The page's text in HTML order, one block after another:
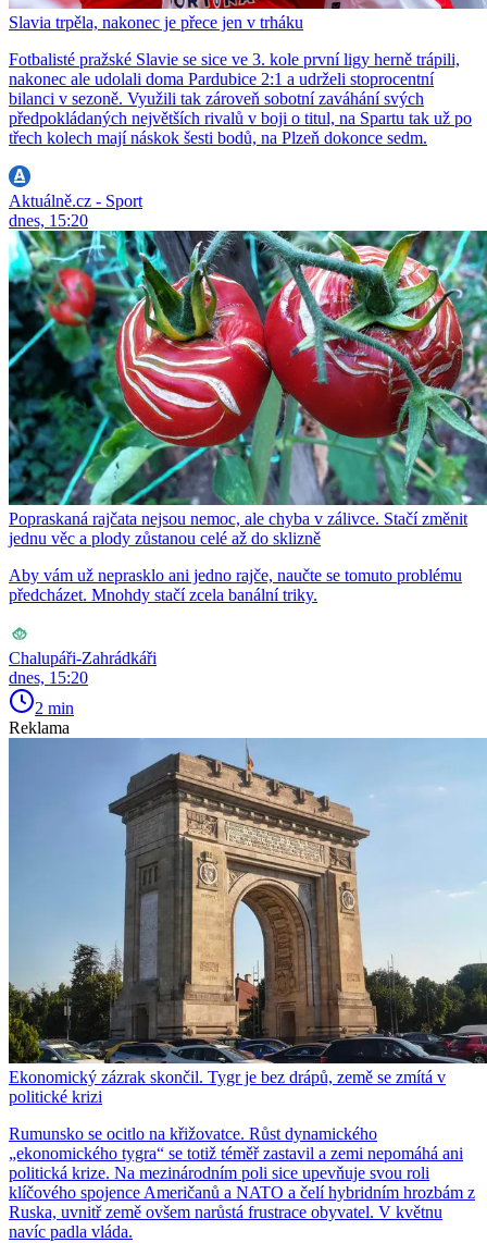
Slavia trpěla, nakonec je přece jen v trháku
Fotbalisté pražské Slavie se sice ve 3. kole první ligy herně trápili,
nakonec ale udolali doma Pardubice 2:1 a udrželi stoprocentní
bilanci v sezoně. Využili tak zároveň sobotní zaváhání svých
předpokládaných největších rivalů v boji o titul, na Spartu tak už po
třech kolech mají náskok šesti bodů, na Plzeň dokonce sedm.
Aktuálně.cz - Sport
dnes, 15:20
Popraskaná rajčata nejsou nemoc, ale chyba v zálivce. Stačí změnit
jednu věc a plody zůstanou celé až do sklizně
Aby vám už neprasklo ani jedno rajče, naučte se tomuto problému
předcházet. Mnohdy stačí zcela banální triky.
Chalupáři-Zahrádkáři
dnes, 15:20
2 min
Reklama
Ekonomický zázrak skončil. Tygr je bez drápů, země se zmítá v
politické krizi
Rumunsko se ocitlo na křižovatce. Růst dynamického
„ekonomického tygra“ se totiž téměř zastavil a zemi nepomáhá ani
politická krize. Na mezinárodním poli sice upevňuje svou roli
klíčového spojence Američanů a NATO a čelí hybridním hrozbám z
Ruska, uvnitř země ovšem narůstá frustrace obyvatel. V květnu
navíc padla vláda.